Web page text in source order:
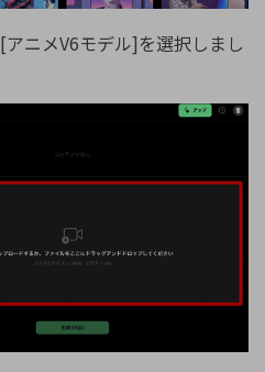
ニメV6モデル]を選択しまし